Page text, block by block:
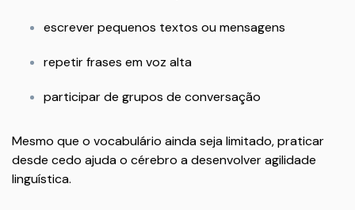
escrever pequenos textos ou mensagens
repetir frases em voz alta
participar de grupos de conversação
Mesmo que o vocabulário ainda seja limitado, praticar
desde cedo ajuda o cérebro a desenvolver agilidade
linguística.